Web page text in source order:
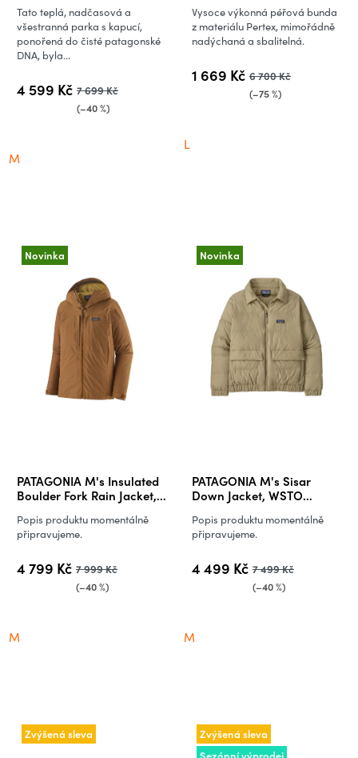
4 599 Kč 7 699 Kč
(–40 %)
Tato teplá, nadčasová a
všestranná parka s kapucí,
ponořená do čisté patagonské
DNA, byla...
M
1 669 Kč 6 700 Kč
(–75 %)
Vysoce výkonná péřová bunda
z materiálu Pertex, mimořádně
nadýchaná a sbalitelná.
L
Novinka
PATAGONIA M's Insulated
Boulder Fork Rain Jacket,
4 799 Kč 7 999 Kč
(–40 %)
Popis produktu momentálně
připravujeme.
M
Novinka
PATAGONIA M's Sisar
Down Jacket, WSTO
4 499 Kč 7 499 Kč
(–40 %)
Popis produktu momentálně
připravujeme.
M
Zvýšená sleva
Zvýšená sleva